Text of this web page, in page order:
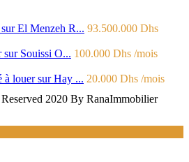
El Menzeh R... 93.500.000 Dhs
sur Souissi O... 100.000 Dhs /mois
à louer sur Hay ... 20.000 Dhs /mois
2020 By RanaImmobilier